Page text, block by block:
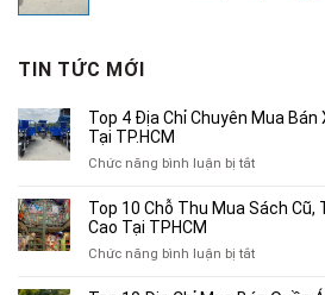
TIN TỨC MỚI
Top 4 Địa Chỉ Chuyên Mua Bán
Tại TP.HCM
Chức năng bình luận bị tắtở
4
Top 10 Chỗ Thu Mua Sách Cũ,
Cao Tại TPHCM
Chức năng bình luận bị tắtở